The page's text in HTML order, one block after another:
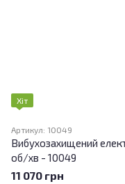
Хіт
Артикул: 10049
Вибухозахищений
об/хв - 10049
11 070 грн